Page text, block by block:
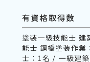
有資格取得数
塗装一級技能士
能士 鋼橋塗装作
士：1名 / 一級建